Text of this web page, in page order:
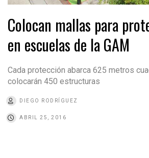
Colocan mallas para
en escuelas de la GAM
Cada protección abarca 625 metros
colocarán 450 estructuras
DIEGO RODRÍGUEZ
ABRIL 25, 2016